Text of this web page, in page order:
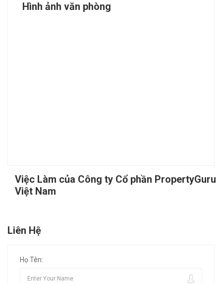
Hình ảnh văn phòng
Việc Làm của Công ty Cổ phần PropertyGuru
Việt Nam
Liên Hệ
Họ Tên: